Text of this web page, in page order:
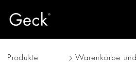
Produkte
Warenkörbe und